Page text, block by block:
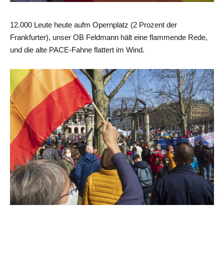
12.000 Leute heute aufm Opernplatz (2 Prozent der
Frankfurter), unser OB Feldmann hält eine flammende Rede,
und die alte PACE-Fahne flattert im Wind.